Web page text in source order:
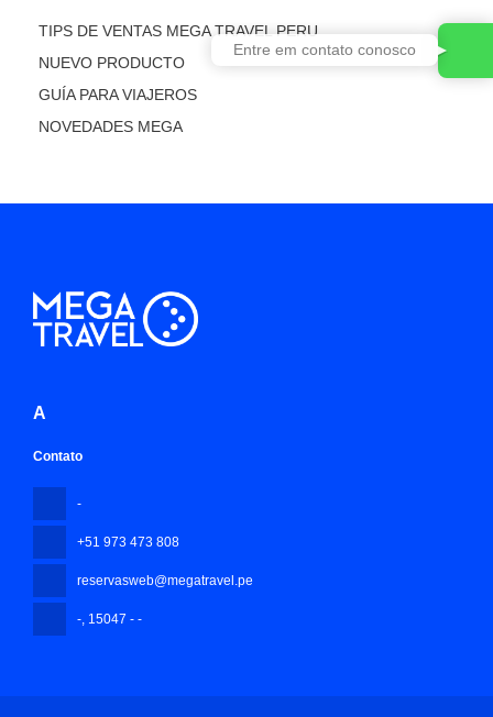
TIPS DE VENTAS MEGA TRAVEL PERU
NUEVO PRODUCTO
GUÍA PARA VIAJEROS
NOVEDADES MEGA
A
Contato
-
+51 973 473 808
reservasweb@megatravel.pe
- , 15047 - -
Entre em contato conosco